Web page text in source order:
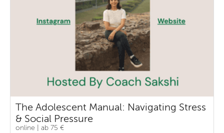
The Adolescent Manual: Navigating Stress
& Social Pressure
online | ab 75 €